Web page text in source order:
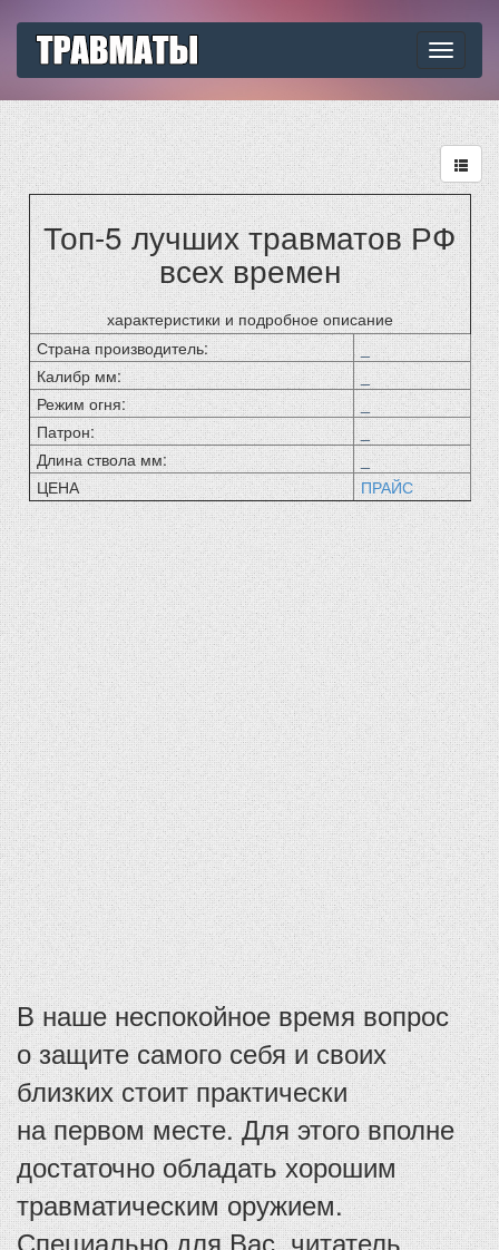
Toggle
Топ-5 лучших травматов РФ
всех времен
характеристики и подробное описание
Страна производитель:
_
Калибр мм:
_
Режим огня:
_
Патрон:
_
Длина ствола мм:
_
ЦЕНА
ПРАЙС
В наше неспокойное время вопрос
о защите самого себя и своих
близких стоит практически
на первом месте. Для этого вполне
достаточно обладать хорошим
травматическим оружием.
Специально для Вас, читатель